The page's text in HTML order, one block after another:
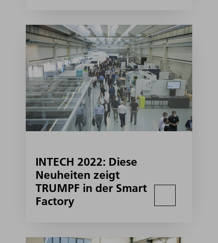
INTECH 2022: Diese
Neuheiten zeigt
TRUMPF in der Smart
Factory